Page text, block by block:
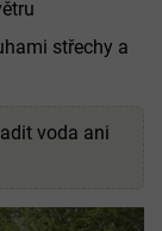
střechy a
voda ani